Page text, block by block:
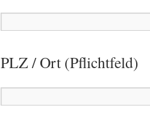
PLZ / Ort (Pflichtfeld)